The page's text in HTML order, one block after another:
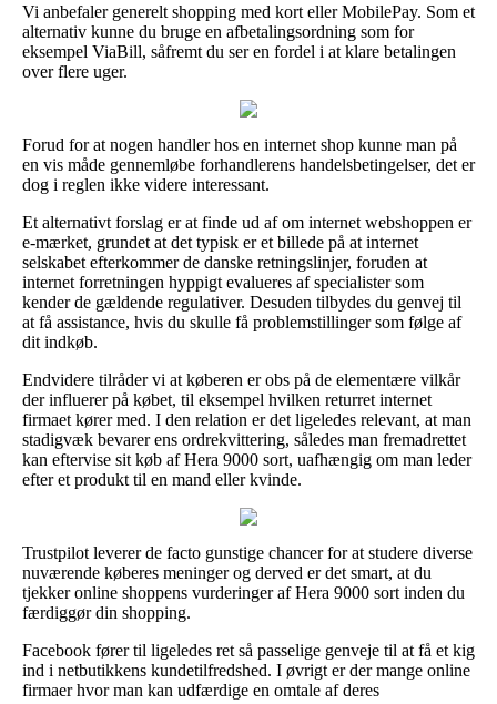
Vi anbefaler generelt shopping med kort eller MobilePay. Som et
alternativ kunne du bruge en afbetalingsordning som for
eksempel ViaBill, såfremt du ser en fordel i at klare betalingen
over flere uger.
Forud for at nogen handler hos en internet shop kunne man på
en vis måde gennemløbe forhandlerens handelsbetingelser, det er
dog i reglen ikke videre interessant.
Et alternativt forslag er at finde ud af om internet webshoppen er
e-mærket, grundet at det typisk er et billede på at internet
selskabet efterkommer de danske retningslinjer, foruden at
internet forretningen hyppigt evalueres af specialister som
kender de gældende regulativer. Desuden tilbydes du genvej til
at få assistance, hvis du skulle få problemstillinger som følge af
dit indkøb.
Endvidere tilråder vi at køberen er obs på de elementære vilkår
der influerer på købet, til eksempel hvilken returret internet
firmaet kører med. I den relation er det ligeledes relevant, at man
stadigvæk bevarer ens ordrekvittering, således man fremadrettet
kan eftervise sit køb af Hera 9000 sort, uafhængig om man leder
efter et produkt til en mand eller kvinde.
Trustpilot leverer de facto gunstige chancer for at studere diverse
nuværende køberes meninger og derved er det smart, at du
tjekker online shoppens vurderinger af Hera 9000 sort inden du
færdiggør din shopping.
Facebook fører til ligeledes ret så passelige genveje til at få et kig
ind i netbutikkens kundetilfredshed. I øvrigt er der mange online
firmaer hvor man kan udfærdige en omtale af deres